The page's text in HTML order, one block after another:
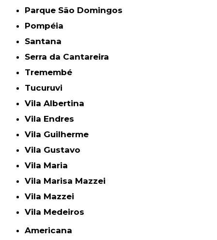
Parque São Domingos
Pompéia
Santana
Serra da Cantareira
Tremembé
Tucuruvi
Vila Albertina
Vila Endres
Vila Guilherme
Vila Gustavo
Vila Maria
Vila Marisa Mazzei
Vila Mazzei
Vila Medeiros
Americana